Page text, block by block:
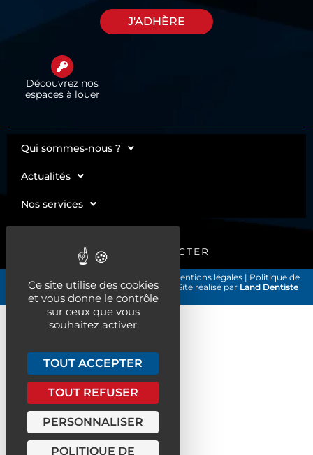
J'ADHÈRE
Découvrez nos
espaces à louer
Qui sommes-nous ?
Actualités
Nos services
ME CONNECTER
Mentions légales | Politique de
confidentialité et gestion des cookies
| Site réalisé par Land Dentiste
©2026
Ce site utilise des cookies
et vous donne le contrôle
sur ceux que vous
souhaitez activer
TOUT ACCEPTER
TOUT REFUSER
PERSONNALISER
POLITIQUE DE